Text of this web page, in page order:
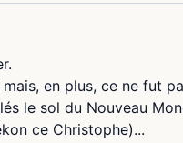
en plus, ce ne fut
le sol du Nouveau
ce Christophe)...